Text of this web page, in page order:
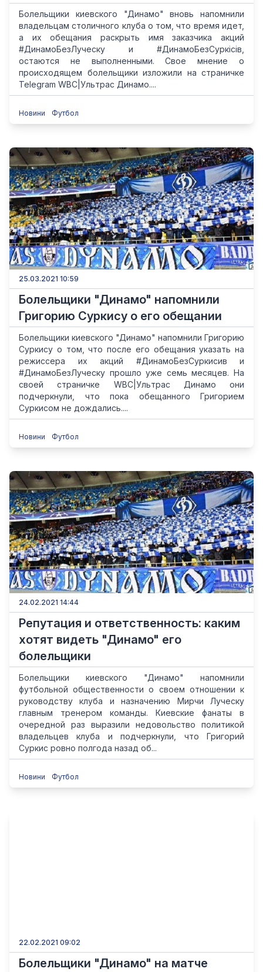
Болельщики киевского "Динамо" вновь напомнили
владельцам столичного клуба о том, что время идет,
а их обещания раскрыть имя заказчика акций
#ДинамоБезЛуческу и #ДинамоБезСуркісів,
остаются не выполненными. Свое мнение о
происходящем болельщики изложили на страничке
Telegram WBC|Ультрас Динамо....
Новини Футбол
25.03.2021 10:59
Болельщики "Динамо" напомнили
Григорию Суркису о его обещании
Болельщики киевского "Динамо" напомнили Григорию
Суркису о том, что после его обещания указать на
режиссера их акций #ДинамоБезСуркисив и
#ДинамоБезЛуческу прошло уже семь месяцев. На
своей страничке WBC|Ультрас Динамо они
подчеркнули, что пока обещанного Григорием
Суркисом не дождались....
Новини Футбол
24.02.2021 14:44
Репутация и ответственность: каким
хотят видеть "Динамо" его
болельщики
Болельщики киевского "Динамо" напомнили
футбольной общественности о своем отношении к
руководству клуба и назначению Мирчи Луческу
главным тренером команды. Киевские фанаты в
очередной раз выразили недовольство политикой
владельцев клуба и подчеркнули, что Григорий
Суркис ровно полгода назад об...
Новини Футбол
22.02.2021 09:02
Болельщики "Динамо" на матче